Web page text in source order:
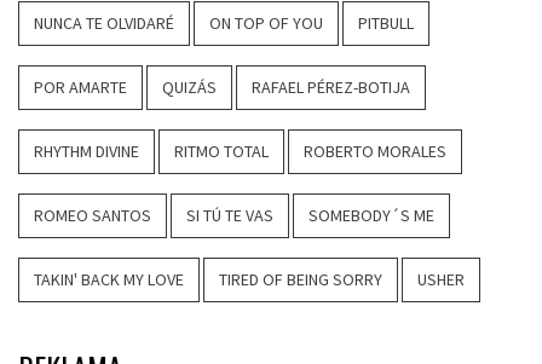
NUNCA TE OLVIDARÉ ON TOP OF YOU PITBULL
POR AMARTE QUIZÁS RAFAEL PÉREZ-BOTIJA
RHYTHM DIVINE RITMO TOTAL ROBERTO MORALES
ROMEO SANTOS SI TÚ TE VAS SOMEBODY´S ME
TAKIN' BACK MY LOVE TIRED OF BEING SORRY USHER